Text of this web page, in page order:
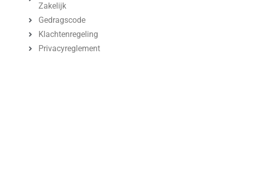
Zakelijk
Gedragscode
Klachtenregeling
Privacyreglement